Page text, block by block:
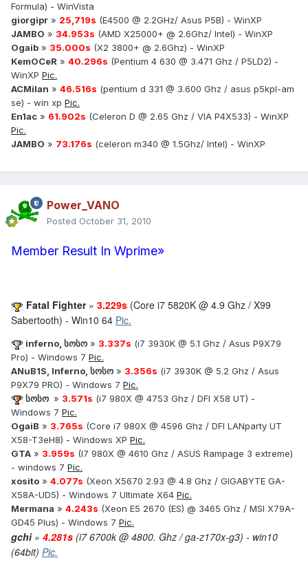
Formula) - WinVista
giorgipr » 25,719s (E4500 @ 2.2GHz/ Asus P5B) - WinXP
JAMBO » 34.953s (AMD X25000+ @ 2.6Ghz/ Intel) - WinXP
Ogaib » 35.000s (X2 3800+ @ 2.6Ghz) - WinXP
KemOCeR » 40.296s (Pentium 4 630 @ 3.471 Ghz / P5LD2) -
WinXP Pic.
ACMilan » 46.516s (pentium d 331 @ 3.600 Ghz / asus p5kpl-am
se) - win xp Pic.
En1ac » 61.902s (Celeron D @ 2.65 Ghz / VIA P4X533) - WinXP
Pic.
JAMBO » 73.176s (celeron m340 @ 1.5Ghz/ Intel) - WinXP
Power_VANO
Posted October 31, 2010
Member Result In Wprime»
Fatal Fighter» 3.229s (Core i7 5820K @ 4.9 Ghz / X99
Sabertooth) - Win10 64 Pic.
inferno, სოსო » 3.337s (i7 3930K @ 5.1 Ghz / Asus P9X79
Pro) - Windows 7 Pic.
ANuB1S, Inferno, სოსო » 3.356s (i7 3930K @ 5.2 Ghz / Asus
P9X79 PRO) - Windows 7 Pic.
სოსო » 3.571s (i7 980X @ 4753 Ghz / DFI X58 UT) -
Windows 7 Pic.
OgaiB » 3.765s (Core i7 980X @ 4596 Ghz / DFI LANparty UT
X58-T3eH8) - Windows XP Pic.
GTA » 3.959s (I7 980X @ 4610 Ghz / ASUS Rampage 3 extreme)
- windows 7 Pic.
xosito » 4.077s (Xeon X5670 2.93 @ 4.8 Ghz / GIGABYTE GA-
X58A-UD5) - Windows 7 Ultimate X64 Pic.
Mermana » 4.243s (Xeon E5 2670 (ES) @ 3465 Ghz / MSI X79A-
GD45 Plus) - Windows 7 Pic.
gchi» 4.281s (i7 6700k @ 4800. Ghz / ga-z170x-g3) - win10
(64bit) Pic.